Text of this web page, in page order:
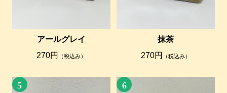
アールグレイ
270円
（税込み）
抹茶
270円
（税込み）
5 6